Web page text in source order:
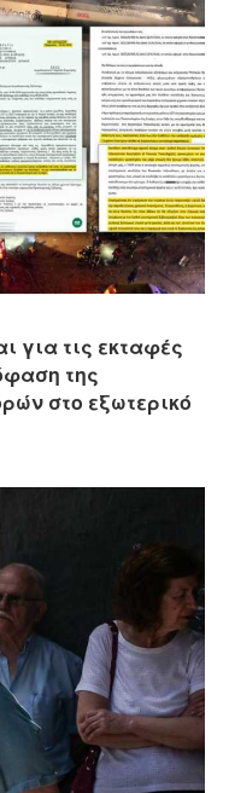
για τις εκταφές
της
στο εξωτερικό